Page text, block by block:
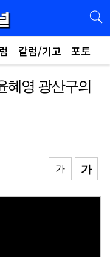
칼럼/기고 포토
혜영 광산구의
가
가